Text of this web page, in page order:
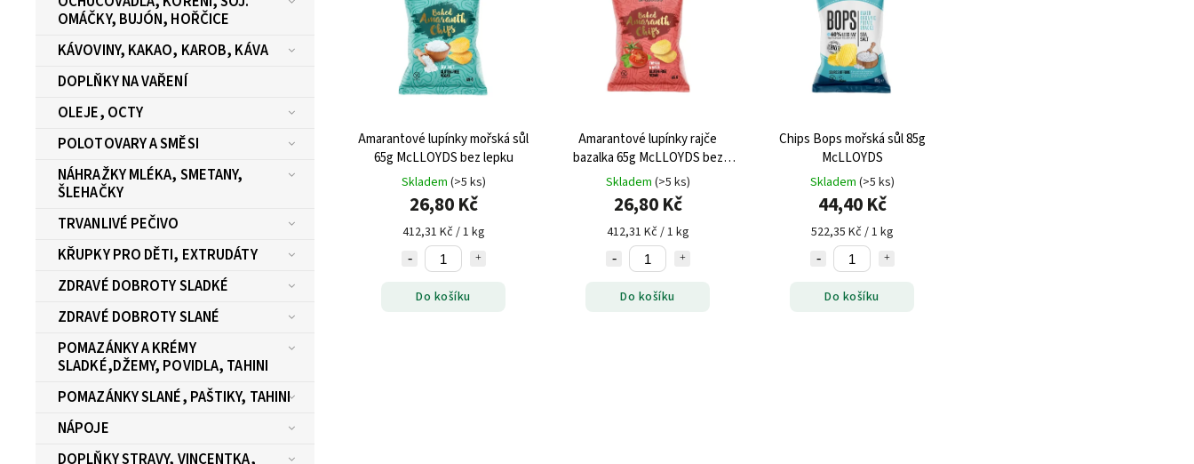
OMÁČKY, BUJÓN, HOŘČICE
KÁVOVINY, KAKAO, KAROB, KÁVA
DOPLŇKY NA VAŘENÍ
OLEJE, OCTY
POLOTOVARY A SMĚSI
NÁHRAŽKY MLÉKA, SMETANY,
ŠLEHAČKY
TRVANLIVÉ PEČIVO
KŘUPKY PRO DĚTI, EXTRUDÁTY
ZDRAVÉ DOBROTY SLADKÉ
ZDRAVÉ DOBROTY SLANÉ
POMAZÁNKY A KRÉMY
SLADKÉ,DŽEMY, POVIDLA, TAHINI
POMAZÁNKY SLANÉ, PAŠTIKY, TAHINI
NÁPOJE
DOPLŇKY STRAVY, VINCENTKA,
Amarantové lupínky mořská sůl
65g McLLOYDS bez lepku
Skladem (>5 ks)
26,80 Kč
412,31 Kč / 1 kg
Do košíku
Amarantové lupínky rajče
bazalka 65g McLLOYDS bez
lepku
Skladem (>5 ks)
26,80 Kč
412,31 Kč / 1 kg
Do košíku
Chips Bops mořská sůl 85g
McLLOYDS
Skladem (>5 ks)
44,40 Kč
522,35 Kč / 1 kg
Do košíku